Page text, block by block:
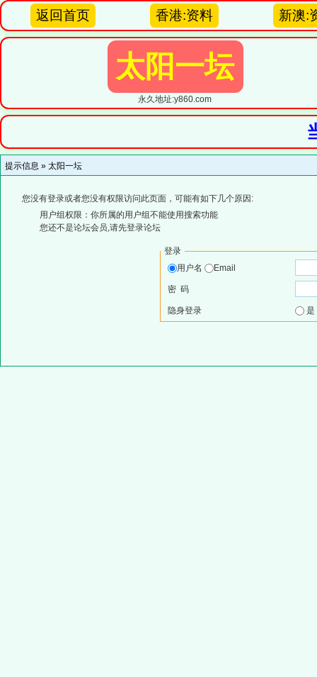
返回首页 香港:资料 新澳:
太阳一坛
永久地址:y860.com
提示信息 » 太阳一坛
您没有登录或者您没有权限访问此页面，可能有如下几个原因:
用户组权限：你所属的用户组不能使用搜索功能
您还不是论坛会员,请先登录论坛
登录
用户名
Email
密 码
隐身登录